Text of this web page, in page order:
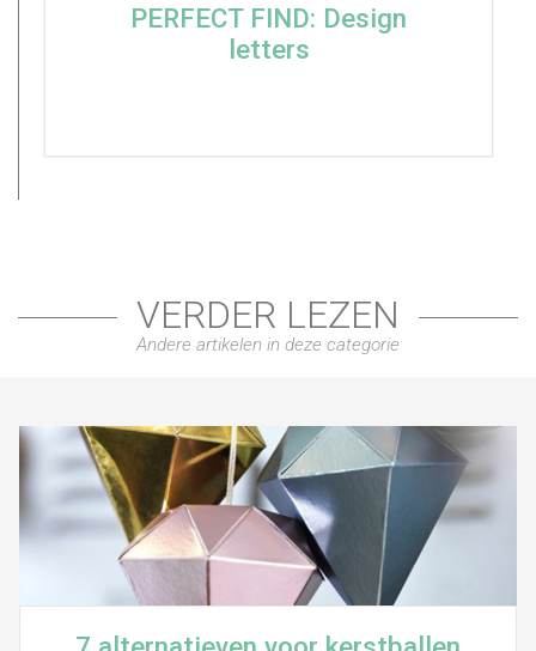
PERFECT FIND: Design
letters
VERDER LEZEN
Andere artikelen in deze categorie